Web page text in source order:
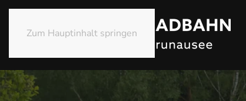
Zum Hauptinhalt springen